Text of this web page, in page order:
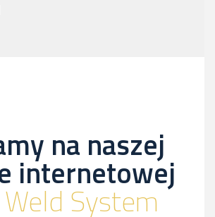
na naszej
internetowej
Weld System